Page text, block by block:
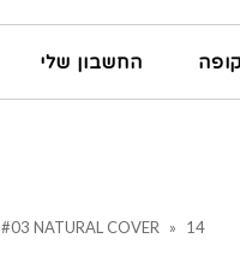
החשבון שלי
#03 NATURAL COVER » 14